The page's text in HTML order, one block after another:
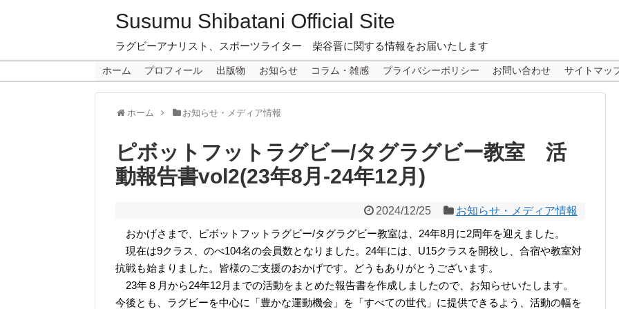
Susumu Shibatani Official Site
ラグビーアナリスト、スポーツライター 柴谷晋に関する情報をお届いたします
ホーム プロフィール 出版物 お知らせ コラム・雑感 プライバシーポリシー お問い合わせ サイトマッ
ホーム お知らせ・メディア情報
ピボットフットラグビー/タグラグビー教室 活
動報告書vol2(23年8月-24年12月)
2024/12/25
お知らせ・メディア情報
おかげさまで、
ピボットフットラグビー/タグラグビー教室は、24年8月に2周年を迎えました。
現在は9クラス、のべ104名の会員数となりました。24年には、U15クラスを開校し、合宿や教室対
抗戦も始まりました。皆様のご支援のおかげです。どうもありがとうございます。
23年８月から24年12月までの活動をまとめた報告書を作成しましたので、お知らせいたします。
今後とも、ラグビーを中心に「豊かな運動機会」を「すべての世代」に提供できるよう、活動の幅を